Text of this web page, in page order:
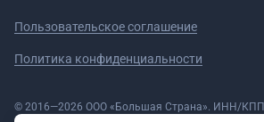
Пользовательское соглашение
Политика конфиденциальности
© 2016—2026 ООО «Большая Страна». ИНН/КПП